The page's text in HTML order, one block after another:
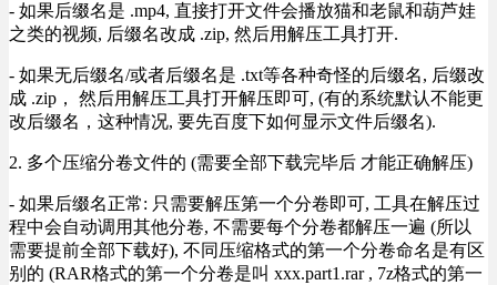
- 如果后缀名是 .mp4, 直接打开文件会播放猫和老鼠和葫芦娃
之类的视频, 后缀名改成 .zip, 然后用解压工具打开.
- 如果无后缀名/或者后缀名是 .txt等各种奇怪的后缀名, 后缀改
成 .zip， 然后用解压工具打开解压即可, (有的系统默认不能更
改后缀名，这种情况, 要先百度下如何显示文件后缀名).
2. 多个压缩分卷文件的 (需要全部下载完毕后 才能正确解压)
- 如果后缀名正常: 只需要解压第一个分卷即可, 工具在解压过
程中会自动调用其他分卷, 不需要每个分卷都解压一遍 (所以
需要提前全部下载好), 不同压缩格式的第一个分卷命名是有区
别的 (RAR格式的第一个分卷是叫 xxx.part1.rar , 7z格式的第一